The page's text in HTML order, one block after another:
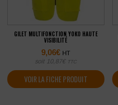
GILET MULTIFONCTION YOKO HAUTE
VISIBILITÉ
9,06€ HT
soit 10,87€ TTC
VOIR LA FICHE PRODUIT